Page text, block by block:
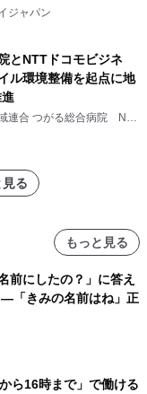
ジャパン
とNTTドコモビジネ
ル環境整備を起点に地
連合 つがる総合病院 NTT
式会社
る
もっと見る
前にしたの？」に答え
「きみの名前はね」正
ら16時まで」で働ける